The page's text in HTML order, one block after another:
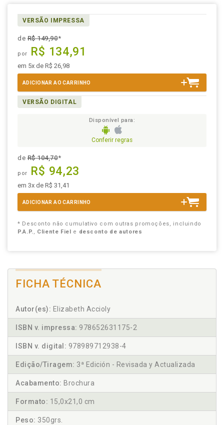
VERSÃO IMPRESSA
deR$ 149,90*
por R$ 134,91
em 5x de R$ 26,98
ADICIONAR AO CARRINHO
VERSÃO DIGITAL
Disponível para:
Conferir regras
deR$ 104,70*
por R$ 94,23
em 3x de R$ 31,41
ADICIONAR AO CARRINHO
* Desconto não cumulativo com outras promoções, incluindo
P.A.P., Cliente Fiel e desconto de autores
FICHA TÉCNICA
Autor(es): Elizabeth Accioly
ISBN v. impressa: 978652631175-2
ISBN v. digital: 978989712938-4
Edição/Tiragem: 3ª Edición - Revisada y Actualizada
Acabamento: Brochura
Formato: 15,0x21,0 cm
Peso: 350grs.